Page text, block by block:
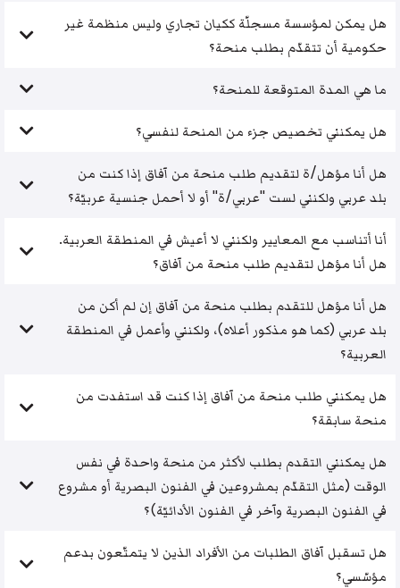
هل يمكن لمؤسسة مسجلّة ككيان تجاري وليس منظمة غير
حكومية أن تتقدّم بطلب منحة؟
ما هي المدة المتوقعة للمنحة؟
هل يمكنني تخصيص جزء من المنحة لنفسي؟
هل أنا مؤهل/ة لتقديم طلب منحة من آفاق إذا كنت من
بلد عربي ولكنني لست "عربي/ة" أو لا أحمل جنسية عربيّة؟
أنا أتناسب مع المعايير ولكنني لا أعيش في المنطقة العربية.
هل أنا مؤهل لتقديم طلب منحة من آفاق؟
هل أنا مؤهل للتقدم بطلب منحة من آفاق إن لم أكن من
بلد عربي (كما هو مذكور أعلاه)، ولكنني وأعمل في المنطقة
العربية؟
هل يمكنني طلب منحة من آفاق إذا كنت قد استفدت من
منحة سابقة؟
هل يمكنني التقدم بطلب لأكثر من منحة واحدة في نفس
الوقت (مثل التقدّم بمشروعين في الفنون البصرية أو مشروع
في الفنون البصرية وآخر في الفنون الأدائيّة)؟
هل تسقبل آفاق الطلبات من الأفراد الذين لا يتمتّعون بدعم
مؤسّسي؟